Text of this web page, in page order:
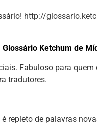
http://
Glossário Ketchum de
Fabuloso para
tradutores.
repleto de palavras